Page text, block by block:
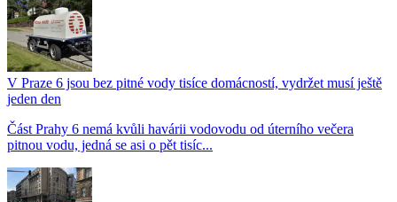
V Praze 6 jsou bez pitné vody tisíce domácností, vydržet musí ještě
jeden den
Část Prahy 6 nemá kvůli havárii vodovodu od úterního večera
pitnou vodu, jedná se asi o pět tisíc...